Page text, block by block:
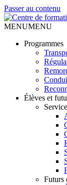
Passer au contenu
MENUMENU
Programmes
Élèves et
Futurs